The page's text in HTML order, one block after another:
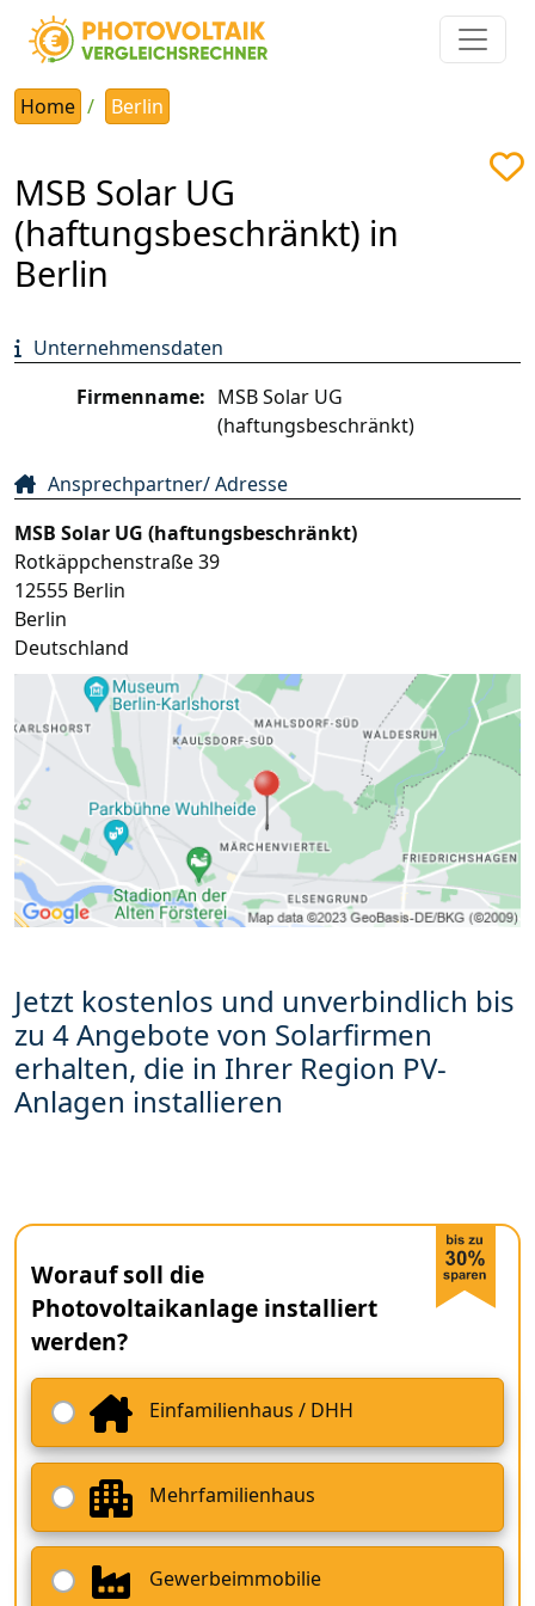
Home Berlin
MSB Solar UG
(haftungsbeschränkt) in
Berlin
Unternehmensdaten
Firmenname: MSB Solar UG
(haftungsbeschränkt)
Ansprechpartner/ Adresse
MSB Solar UG (haftungsbeschränkt)
Rotkäppchenstraße 39
12555 Berlin
Berlin
Deutschland
Jetzt kostenlos und unverbindlich bis
zu 4 Angebote von Solarfirmen
erhalten, die in Ihrer Region PV-
Anlagen installieren
Worauf soll die
Photovoltaikanlage installiert
werden?
Einfamilienhaus / DHH
Mehrfamilienhaus
Gewerbeimmobilie